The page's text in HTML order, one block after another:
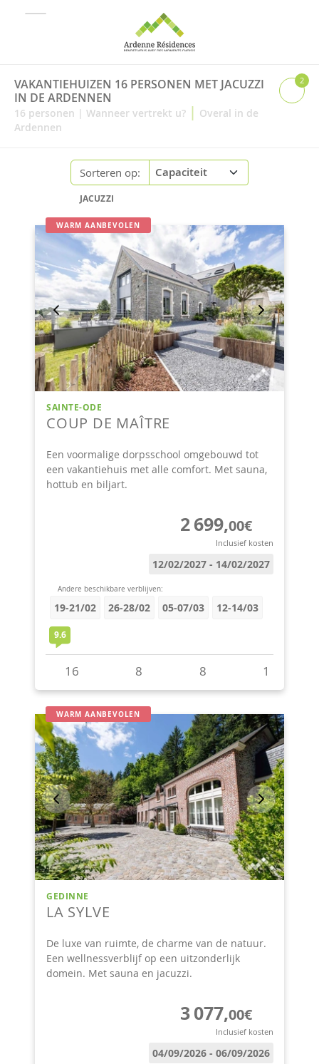
VAKANTIEHUIZEN 16 PERSONEN MET JACUZZI
IN DE ARDENNEN
16 personen | Wanneer vertrekt u? | Overal in de
Ardennen
2
Sorteren op:
JACUZZI